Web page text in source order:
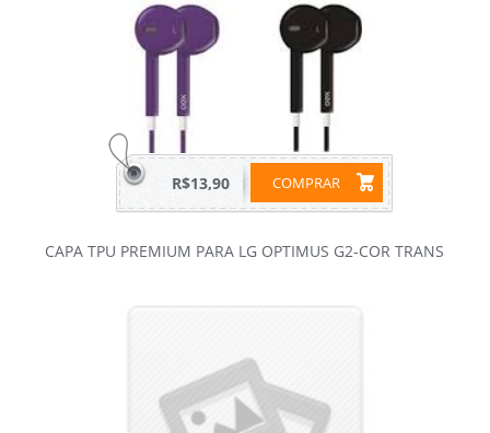
COMPRAR
R$13,90
CAPA TPU PREMIUM PARA LG OPTIMUS G2-COR TRANS